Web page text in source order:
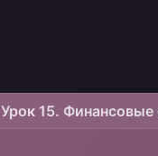
Урок 15. Финансовые